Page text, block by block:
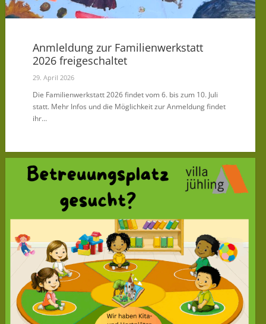
Anmleldung zur Familienwerkstatt
2026 freigeschaltet
29. April 2026
Die Familienwerkstatt 2026 findet vom 6. bis zum 10. Juli
statt. Mehr Infos und die Möglichkeit zur Anmeldung findet
ihr…